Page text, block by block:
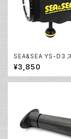
SEA&SEA YS-D3
バー [51291]
¥3,850